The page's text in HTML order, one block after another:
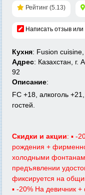
Рейтинг (5.13)
Написать отзыв или
Кухня: Fusion
Адрес: Казахстан,
92
Описание:
FC +18, алкоголь
гостей.
Скидки и акции: ▪︎ -
рождения +
холодными
предъявлении
фиксируется на
▪︎ -20% На девичник